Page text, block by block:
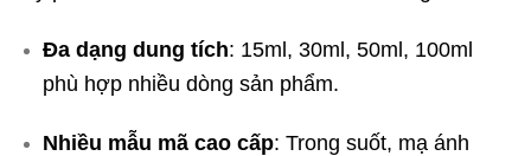
Đa dạng dung tích: 15ml, 30ml, 50ml, 100ml
phù hợp nhiều dòng sản phẩm.
Nhiều mẫu mã cao cấp: Trong suốt, mạ ánh